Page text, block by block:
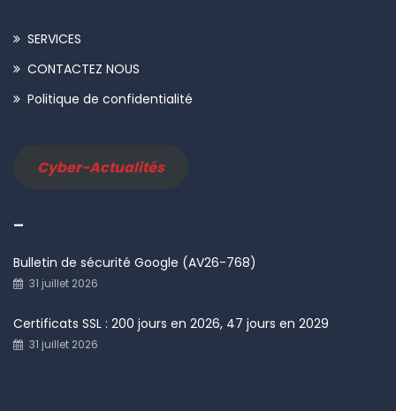
SERVICES
CONTACTEZ NOUS
Politique de confidentialité
Cyber-Actualités
–
Bulletin de sécurité Google (AV26-768)
31 juillet 2026
Certificats SSL : 200 jours en 2026, 47 jours en 2029
31 juillet 2026